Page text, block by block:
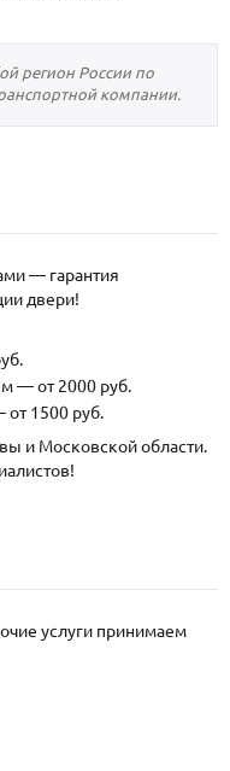
регион России по
компании.
— гарантия
двери!
— от 2000 руб.
1500 руб.
и Московской области.
услуги принимаем